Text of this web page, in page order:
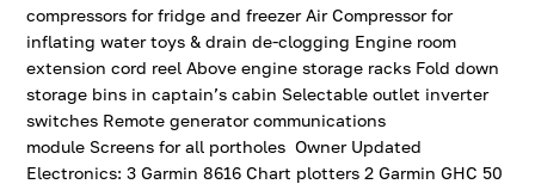
compressors for fridge and freezer Air Compressor for
inflating water toys & drain de-clogging Engine room
extension cord reel Above engine storage racks Fold down
storage bins in captain’s cabin Selectable outlet inverter
switches Remote generator communications
module Screens for all portholes Owner Updated
Electronics: 3 Garmin 8616 Chart plotters 2 Garmin GHC 50